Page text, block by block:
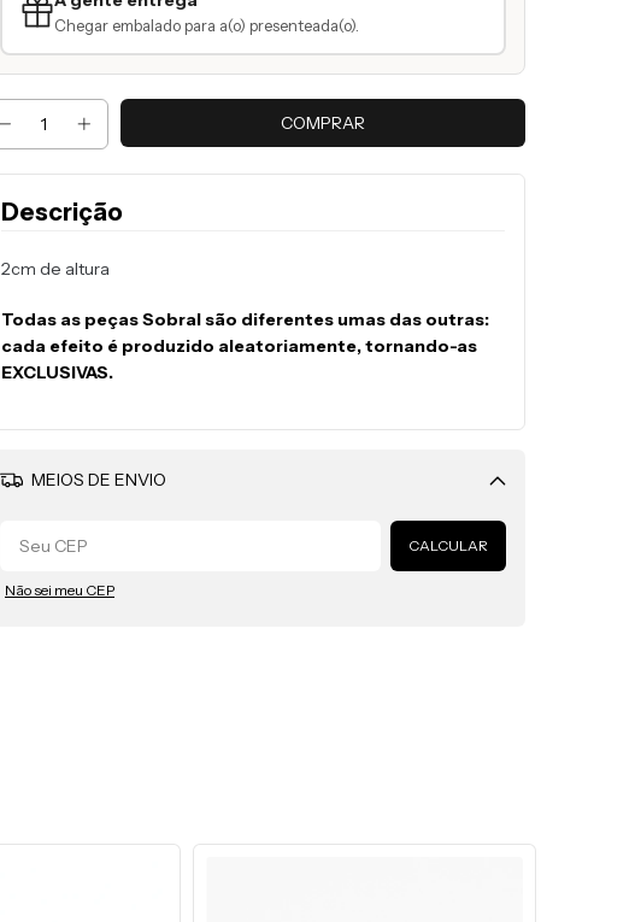
Chegar embalado para a(o) presenteada(o).
Descrição
2cm de altura
Todas as peças Sobral são diferentes umas das outras:
cada efeito é produzido aleatoriamente, tornando-as
EXCLUSIVAS.
MEIOS DE ENVIO
Alterar CEP
CALCULAR
Não sei meu CEP